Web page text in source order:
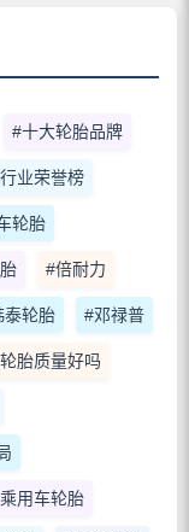
#十大轮胎品牌
业荣誉榜
轮胎
#倍耐力
泰轮胎 #邓禄普
胎质量好吗
用车轮胎